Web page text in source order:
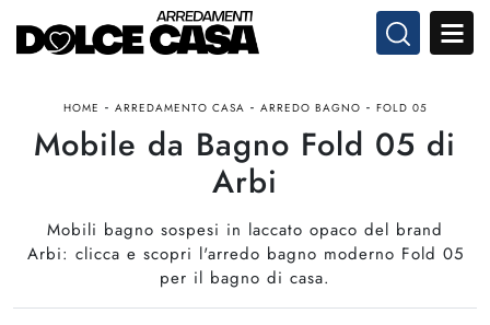
HOME - ARREDAMENTO CASA - ARREDO BAGNO - FOLD 05
Mobile da Bagno Fold 05 di
Arbi
Mobili bagno sospesi in laccato opaco del brand
Arbi: clicca e scopri l'arredo bagno moderno Fold 05
per il bagno di casa.